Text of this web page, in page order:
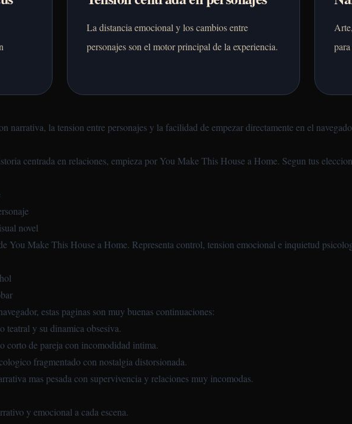
La distancia emocional y los cambios entre
personajes son el motor principal de la experiencia.
narrativa, la tension entre personajes y la facilidad de empezar directamente en el
centrada en relaciones, empieza por You Make This House a Home. Segun tus
novel
You Make This House a Home. Representa control, tension emocional e inquietud
estas paginas son muy buenas continuaciones:
teatral y su dinamica obsesiva.
corto de pareja con incomodidad intima.
fragmentado con nostalgia distorsionada.
mas pesada con supervivencia y relaciones muy incomodas.
y emocional a cada escena.